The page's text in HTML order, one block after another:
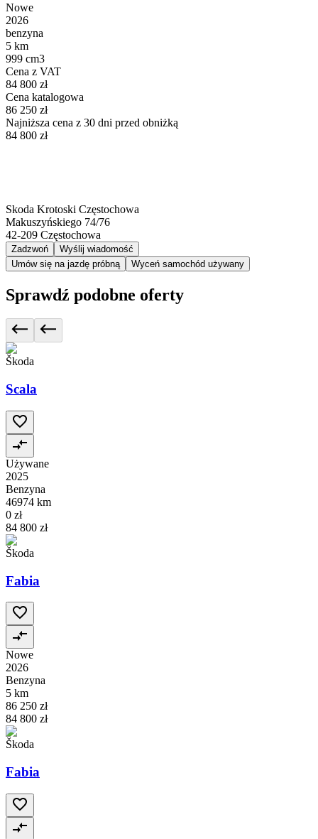
Nowe
2026
benzyna
5 km
999 cm3
Cena z VAT
84 800 zł
Cena katalogowa
86 250 zł
Najniższa cena z 30 dni przed obniżką
84 800 zł
Skoda Krotoski Częstochowa
Makuszyńskiego 74/76
42-209 Częstochowa
Zadzwoń
Wyślij wiadomość
Umów się na jazdę próbną
Wyceń samochód używany
Sprawdź podobne oferty
Škoda
Scala
Używane
2025
Benzyna
46974 km
0 zł
84 800 zł
Škoda
Fabia
Nowe
2026
Benzyna
5 km
86 250 zł
84 800 zł
Škoda
Fabia